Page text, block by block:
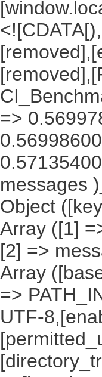
=>
messages
Object
Array ([1]
[2] =>
Array
=>
UTF-